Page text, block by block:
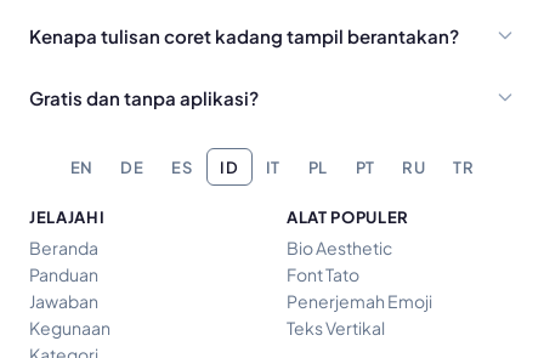
Kenapa tulisan coret kadang tampil berantakan?
Gratis dan tanpa aplikasi?
EN DE ES ID IT PL PT RU TR
JELAJAHI
Beranda
Panduan
Jawaban
Kegunaan
ALAT POPULER
Bio Aesthetic
Font Tato
Penerjemah Emoji
Teks Vertikal